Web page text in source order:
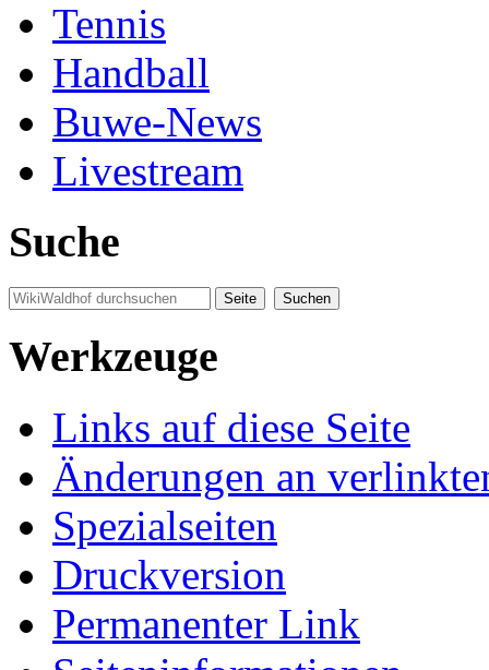
Tennis
Handball
Buwe-News
Livestream
Suche
Werkzeuge
Links auf diese Seite
Änderungen an
Spezialseiten
Druckversion
Permanenter Link